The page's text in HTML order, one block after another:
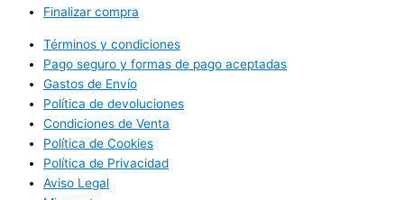
Finalizar compra
Términos y condiciones
Pago seguro y formas de pago aceptadas
Gastos de Envío
Política de devoluciones
Condiciones de Venta
Política de Cookies
Política de Privacidad
Aviso Legal